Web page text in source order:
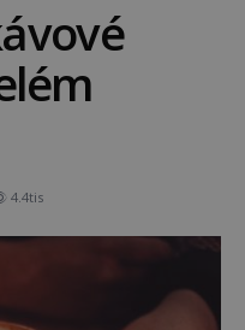
4.4tis